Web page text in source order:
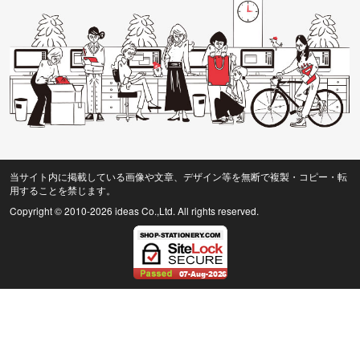
当サイト内に掲載している画像や文章、デザイン等を無断で複製・コピー・転
用することを禁じます。
Copyright © 2010-2026 ideas Co.,Ltd. All rights reserved.